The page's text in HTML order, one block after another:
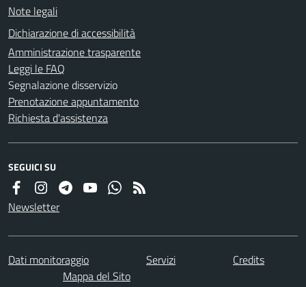
Note legali
Dichiarazione di accessibilità
Amministrazione trasparente
Leggi le FAQ
Segnalazione disservizio
Prenotazione appuntamento
Richiesta d'assistenza
SEGUICI SU
Newsletter
Dati monitoraggio Servizi
Credits
Mappa del Sito